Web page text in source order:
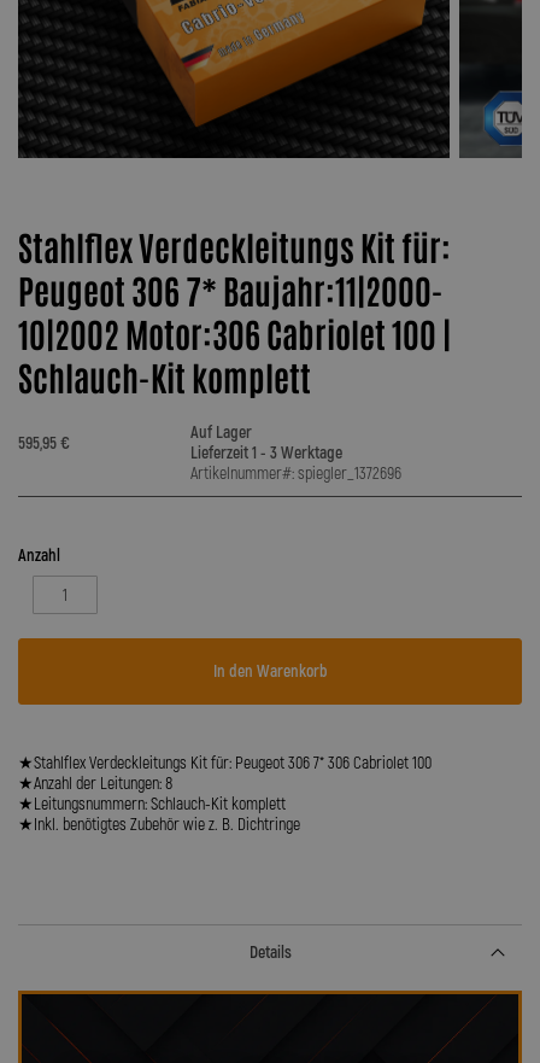
Stahlflex Verdeckleitungs Kit für:
Peugeot 306 7* Baujahr:11|2000-
10|2002 Motor:306 Cabriolet 100 |
Schlauch-Kit komplett
595,95 €
Auf Lager
Lieferzeit 1 - 3 Werktage
Artikelnummer#: spiegler_1372696
Anzahl
In den Warenkorb
★Stahlflex Verdeckleitungs Kit für: Peugeot 306 7* 306 Cabriolet 100
★Anzahl der Leitungen: 8
★Leitungsnummern: Schlauch-Kit komplett
★Inkl. benötigtes Zubehör wie z. B. Dichtringe
Details